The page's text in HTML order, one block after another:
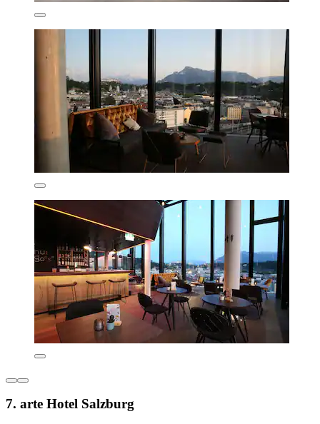
7. arte Hotel Salzburg